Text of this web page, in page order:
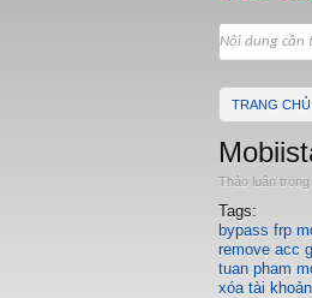
TRANG CHỦ
Thảo luận trong
Tags:
bypass frp
remove acc
tuan pham
xóa tài